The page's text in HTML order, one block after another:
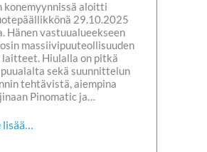
konemyynnissä aloitti
29.10.2025
Hänen vastuualueekseen
massiivipuuteollisuuden
laitteet. Hiulalla on pitkä
sekä suunnittelun
tehtävistä, aiempina
Pinomatic ja…
lisää…